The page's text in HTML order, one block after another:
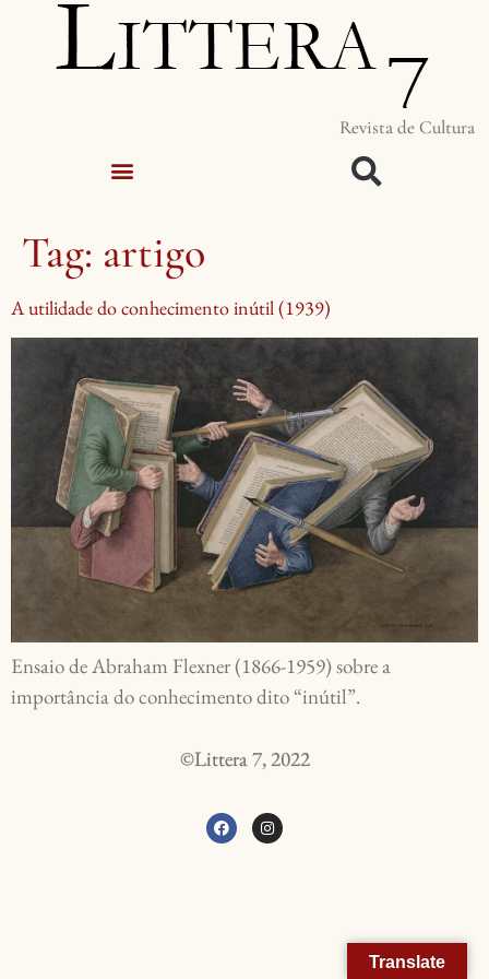
Revista de Cultura
Tag: artigo
A utilidade do conhecimento inútil (1939)
Ensaio de Abraham Flexner (1866-1959) sobre a
importância do conhecimento dito “inútil”.
©Littera 7, 2022
Translate